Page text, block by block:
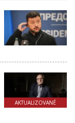
AKTUALIZOVANÉ